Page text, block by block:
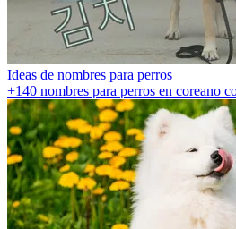
Ideas de nombres para perros
+140 nombres para perros en coreano